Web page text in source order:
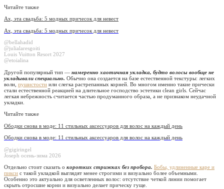
Читайте также
Ах, эта свадьба: 5 модных причесок для невест
Ах, эта свадьба: 5 модных причесок для невест
@bellahadid
@julialaresgoiti
Louis Vuitton Resort 2027
@etoialina
Другой популярный тип — намеренно хаотичная укладка, будто волосы вообще не
укладывали специально. Обычно она создается на базе естественной текстуры: легких
волн, пушистости или слегка растрепанных корней. Во многом именно такие прически
стали естественной реакцией на длительное господство эстетики clean girls. Сейчас
легкая небрежность считается частью продуманного образа, а не признаком неудачной
укладки.
Читайте также
Ободки снова в моде: 11 стильных аксессуаров для волос на каждый день
Ободки снова в моде: 11 стильных аксессуаров для волос на каждый день
@gigiringel
Joseph осень-зима 2026
Отдельно стоит сказать о коротких стрижках без пробора. Бобы, удлиненные каре и
пикси с такой укладкой выглядят менее строгими и визуально более объемными.
Особенно это актуально для осветленных волос: отсутствие четкой линии помогает
скрыть отросшие корни и визуально делает прическу гуще.